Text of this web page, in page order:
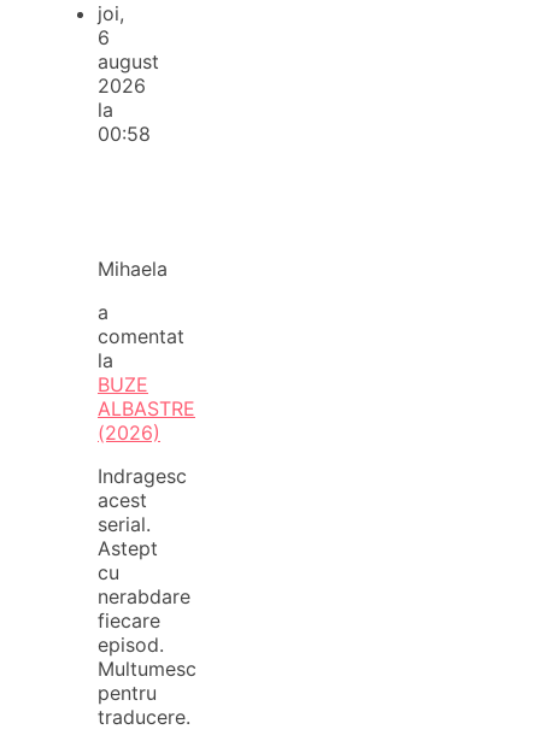
joi,
6
august
2026
la
00:58
Mihaela
a
comentat
la
BUZE
ALBASTRE
(2026)
Indragesc
acest
serial.
Astept
cu
nerabdare
fiecare
episod.
Multumesc
pentru
traducere.